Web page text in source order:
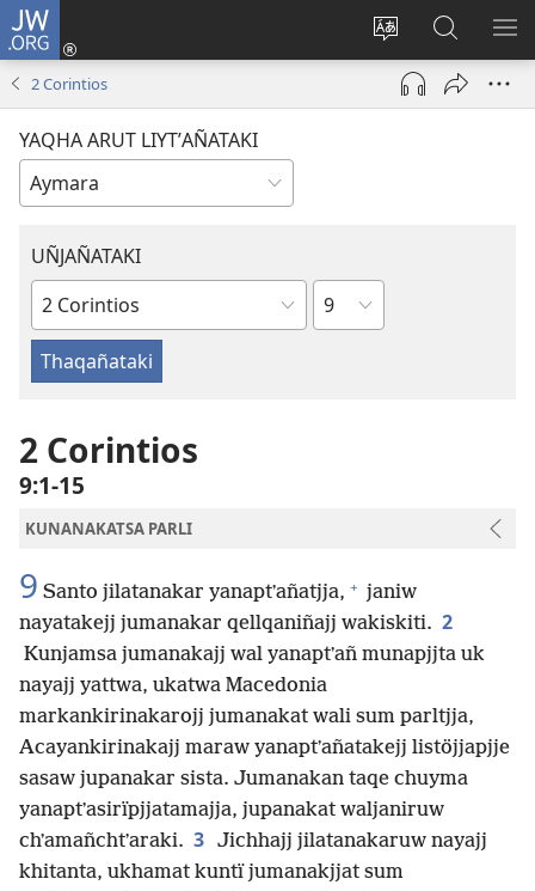
JW.ORG
Change
site
language
Cuentamar
mantañataki
(opens
JW.ORG:
2 Corintios
YAQHA ARUT LIYTʼAÑATAKI
UÑJAÑATAKI
Bibliankir
libro
Capítulo
2 Corintios
9:1-15
KUNANAKATSA PARLI
9 Santo jilatanakar yanaptʼañatjja, + janiw
nayatakejj jumanakar qellqaniñajj wakiskiti. 2
Kunjamsa jumanakajj wal yanaptʼañ munapjjta uk
nayajj yattwa, ukatwa Macedonia
markankirinakarojj jumanakat wali sum parltjja,
Acayankirinakajj maraw yanaptʼañatakejj listöjjapjje
sasaw jupanakar sista. Jumanakan taqe chuyma
yanaptʼasirïpjjatamajja, jupanakat waljaniruw
chʼamañchtʼaraki. 3 Jichhajj jilatanakaruw nayajj
khitanta, ukhamat kuntï jumanakjjat sum